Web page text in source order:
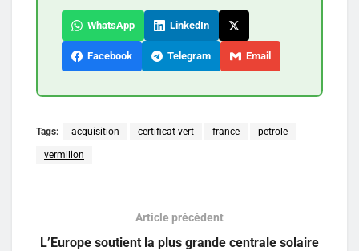
WhatsApp LinkedIn
Facebook Telegram Email
Tags: acquisition certificat vert france petrole
vermilion
Article précédent
L’Europe soutient la plus grande centrale solaire